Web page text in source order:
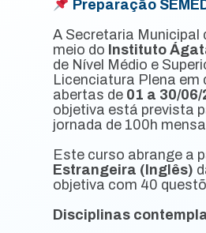
Preparação
A Secretaria Municipal
meio do Instituto
de Nível Médio e
Licenciatura Plena
abertas de 01 a 30/06/
objetiva está prevista
jornada de 100h
Este curso abrange a
Estrangeira (Inglês)
objetiva com 40
Disciplinas